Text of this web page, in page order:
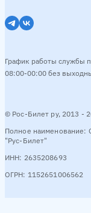
© Рос-Билет ру, 2013 -
Полное наименование:
"Рус-Билет"
ИНН: 2635208693
ОГРН: 1152651006562
График работы службы
08:00-00:00 без